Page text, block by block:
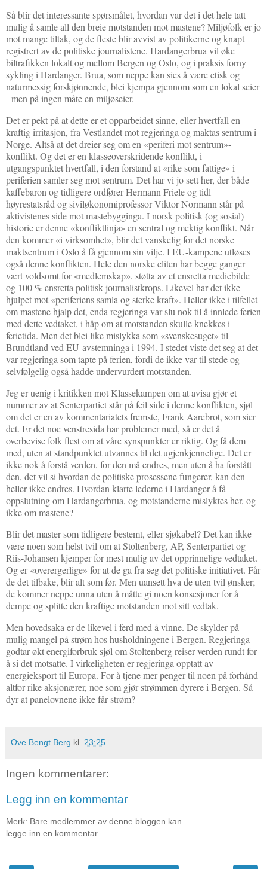
Så blir det interessante spørsmålet, hvordan var det i det hele tatt
mulig å samle all den breie motstanden mot mastene? Miljøfolk er jo
mot mange tiltak, og de fleste blir avvist av politikerne og knapt
registrert av de politiske journalistene. Hardangerbrua vil øke
biltrafikken lokalt og mellom Bergen og Oslo, og i praksis forny
sykling i Hardanger. Brua, som neppe kan sies å være etisk og
naturmessig forskjønnende, blei kjempa gjennom som en lokal seier
- men på ingen måte en miljøseier.
Det er pekt på at dette er et opparbeidet sinne, eller hvertfall en
kraftig irritasjon, fra Vestlandet mot regjeringa og maktas sentrum i
Norge. Altså at det dreier seg om en «periferi mot sentrum»-
konflikt. Og det er en klasseoverskridende konflikt, i
utgangspunktet hvertfall, i den forstand at «rike som fattige» i
periferien samler seg mot sentrum. Det har vi jo sett her, der både
kaffebaron og tidligere ordfører Hermann Friele og tidl
høyrestatsråd og siviløkonomiprofessor Viktor Normann står på
aktivistenes side mot mastebygginga. I norsk politisk (og sosial)
historie er denne «konfliktlinja» en sentral og mektig konflikt. Når
den kommer «i virksomhet», blir det vanskelig for det norske
maktsentrum i Oslo å få gjennom sin vilje. I EU-kampene utløses
også denne konflikten. Hele den norske eliten har begge ganger
vært voldsomt for «medlemskap», støtta av et ensretta mediebilde
og 100 % ensretta politisk journalistkrops. Likevel har det ikke
hjulpet mot «periferiens samla og sterke kraft». Heller ikke i tilfellet
om mastene hjalp det, enda regjeringa var slu nok til å innlede ferien
med dette vedtaket, i håp om at motstanden skulle knekkes i
ferietida. Men det blei like mislykka som «svenskesuget» til
Brundtland ved EU-avstemninga i 1994. I stedet viste det seg at det
var regjeringa som tapte på ferien, fordi de ikke var til stede og
selvfølgelig også hadde undervurdert motstanden.
Jeg er uenig i kritikken mot Klassekampen om at avisa gjør et
nummer av at Senterpartiet står på feil side i denne konflikten, sjøl
om det er en av kommentariatets fremste, Frank Aarebrot, som sier
det. Er det noe venstresida har problemer med, så er det å
overbevise folk flest om at våre synspunkter er riktig. Og få dem
med, uten at standpunktet utvannes til det ugjenkjennelige. Det er
ikke nok å forstå verden, for den må endres, men uten å ha forstått
den, det vil si hvordan de politiske prosessene fungerer, kan den
heller ikke endres. Hvordan klarte lederne i Hardanger å få
oppslutning om Hardangerbrua, og motstanderne mislyktes her, og
ikke om mastene?
Blir det master som tidligere bestemt, eller sjøkabel? Det kan ikke
være noen som helst tvil om at Stoltenberg, AP, Senterpartiet og
Riis-Johansen kjemper for mest mulig av det opprinnelige vedtaket.
Og er «overergerlige» for at de ga fra seg det politiske initiativet. Får
de det tilbake, blir alt som før. Men uansett hva de uten tvil ønsker;
de kommer neppe unna uten å måtte gi noen konsesjoner for å
dempe og splitte den kraftige motstanden mot sitt vedtak.
Men hovedsaka er de likevel i ferd med å vinne. De skylder på
mulig mangel på strøm hos husholdningene i Bergen. Regjeringa
godtar økt energiforbruk sjøl om Stoltenberg reiser verden rundt for
å si det motsatte. I virkeligheten er regjeringa opptatt av
energieksport til Europa. For å tjene mer penger til noen på forhånd
altfor rike aksjonærer, noe som gjør strømmen dyrere i Bergen. Så
dyr at panelovnene ikke får strøm?
Ove Bengt Berg kl. 23:25
Ingen kommentarer:
Legg inn en kommentar
Merk: Bare medlemmer av denne bloggen kan
legge inn en kommentar.